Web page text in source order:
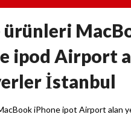
ürünleri
ipod Airport
İstanbul
iPhone ipot Airport alan